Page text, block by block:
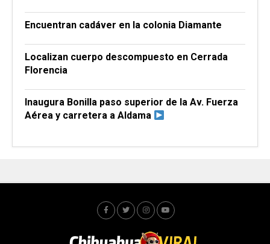
Encuentran cadáver en la colonia Diamante
Localizan cuerpo descompuesto en Cerrada
Florencia
Inaugura Bonilla paso superior de la Av. Fuerza
Aérea y carretera a Aldama